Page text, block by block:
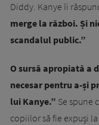
Diddy. Kanye îi
merge la război. Și
scandalul public.”
O sursă apropiată a
necesar pentru a-și
lui Kanye.” Se spune
copiilor să fie expuși